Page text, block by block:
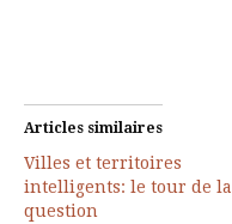
Articles similaires
Villes et territoires
intelligents: le tour de la
question